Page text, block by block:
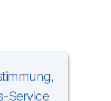
Service